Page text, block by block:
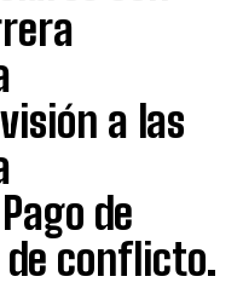
a las
de
de conflicto.